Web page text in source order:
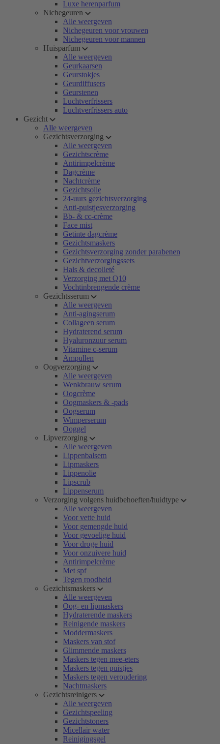
Luxe herenparfum
Nichegeuren
Alle weergeven
Nichegeuren voor vrouwen
Nichegeuren voor mannen
Huisparfum
Alle weergeven
Geurkaarsen
Geurstokjes
Geurdiffusers
Geurstenen
Luchtverfrissers
Luchtverfrissers auto
Gezicht
Alle weergeven
Gezichtsverzorging
Alle weergeven
Gezichtscrème
Antirimpelcrème
Dagcrème
Nachtcrème
Gezichtsolie
24-uurs gezichtsverzorging
Anti-puistjesverzorging
Bb- & cc-crème
Face mist
Getinte dagcrème
Gezichtsmaskers
Gezichtsverzorging zonder parabenen
Gezichtverzorgingssets
Hals & decolleté
Verzorging met Q10
Vochtinbrengende crème
Gezichtsserum
Alle weergeven
Anti-agingserum
Collageen serum
Hydraterend serum
Hyaluronzuur serum
Vitamine c-serum
Ampullen
Oogverzorging
Alle weergeven
Wenkbrauw serum
Oogcrème
Oogmaskers & -pads
Oogserum
Wimperserum
Ooggel
Lipverzorging
Alle weergeven
Lippenbalsem
Lipmaskers
Lippenolie
Lipscrub
Lippenserum
Verzorging volgens huidbehoeften/huidtype
Alle weergeven
Voor vette huid
Voor gemengde huid
Voor gevoelige huid
Voor droge huid
Voor onzuivere huid
Antirimpelcrème
Met spf
Tegen roodheid
Gezichtsmaskers
Alle weergeven
Oog- en lipmaskers
Hydraterende maskers
Reinigende maskers
Moddermaskers
Maskers van stof
Glimmende maskers
Maskers tegen mee-eters
Maskers tegen puistjes
Maskers tegen veroudering
Nachtmaskers
Gezichtsreinigers
Alle weergeven
Gezichtspeeling
Gezichtstoners
Micellair water
Reinigingsgel